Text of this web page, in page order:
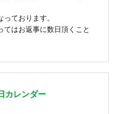
ております。
てはお返事に数日頂くこと
カレンダー